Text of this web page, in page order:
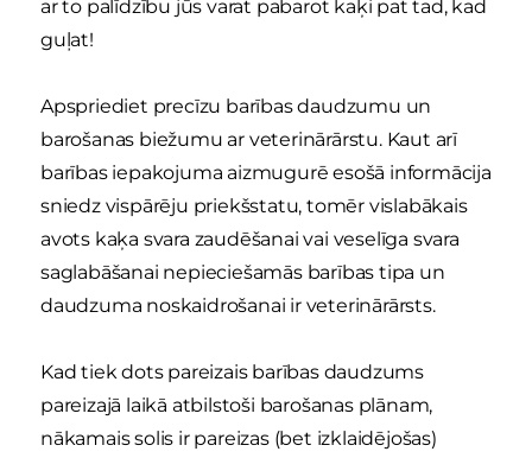
ar to palīdzību jūs varat pabarot kaķi pat tad, kad
guļat!
Apspriediet precīzu barības daudzumu un
barošanas biežumu ar veterinārārstu. Kaut arī
barības iepakojuma aizmugurē esošā informācija
sniedz vispārēju priekšstatu, tomēr vislabākais
avots kaķa svara zaudēšanai vai veselīga svara
saglabāšanai nepieciešamās barības tipa un
daudzuma noskaidrošanai ir veterinārārsts.
Kad tiek dots pareizais barības daudzums
pareizajā laikā atbilstoši barošanas plānam,
nākamais solis ir pareizas (bet izklaidējošas)